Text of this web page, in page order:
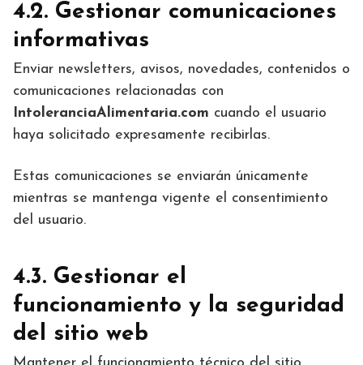
4.2. Gestionar comunicaciones
informativas
Enviar newsletters, avisos, novedades, contenidos o
comunicaciones relacionadas con
IntoleranciaAlimentaria.com cuando el usuario
haya solicitado expresamente recibirlas.
Estas comunicaciones se enviarán únicamente
mientras se mantenga vigente el consentimiento
del usuario.
4.3. Gestionar el
funcionamiento y la seguridad
del sitio web